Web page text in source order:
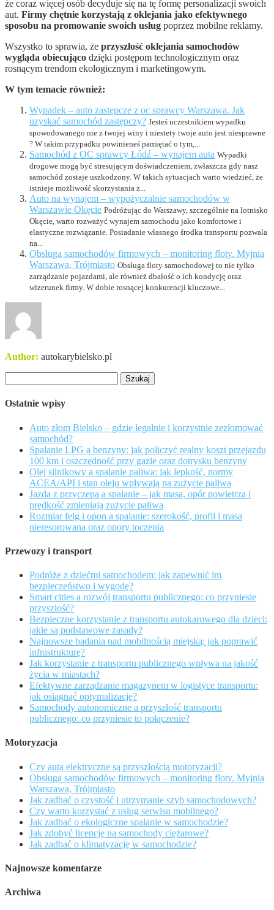
że coraz więcej osób decyduje się na tę formę personalizacji swoich
aut. Firmy chętnie korzystają z oklejania jako efektywnego
sposobu na promowanie swoich usług poprzez mobilne reklamy.
Wszystko to sprawia, że przyszłość oklejania samochodów
wygląda obiecująco dzięki postępom technologicznym oraz
rosnącym trendom ekologicznym i marketingowym.
W tym temacie również:
Wypadek – auto zastępcze z oc sprawcy Warszawa. Jak
uzyskać samochód zastępczy? Jesteś uczestnikiem wypadku
spowodowanego nie z twojej winy i niestety twoje auto jest niesprawne
? W takim przypadku powinieneś pamiętać o tym,...
Samochód z OC sprawcy Łódź – wynajem auta Wypadki
drogowe mogą być stresującym doświadczeniem, zwłaszcza gdy nasz
samochód zostaje uszkodzony. W takich sytuacjach warto wiedzieć, że
istnieje możliwość skorzystania z...
Auto na wynajem – wypożyczalnie samochodów w
Warszawie Okęcie Podróżując do Warszawy, szczególnie na lotnisko
Okęcie, warto rozważyć wynajem samochodu jako komfortowe i
elastyczne rozwiązanie. Posiadanie własnego środka transportu pozwala
na...
Obsługa samochodów firmowych – monitoring floty. Myjnia
Warszawa, Trójmiasto Obsługa floty samochodowej to nie tylko
zarządzanie pojazdami, ale również dbałość o ich kondycję oraz
wizerunek firmy. W dobie rosnącej konkurencji kluczowe...
Author: autokarybielsko.pl
Ostatnie wpisy
Auto złom Bielsko – gdzie legalnie i korzystnie zezłomować
samochód?
Spalanie LPG a benzyny: jak policzyć realny koszt przejazdu
100 km i oszczędność przy gazie oraz dotrysku benzyny
Olej silnikowy a spalanie paliwa: jak lepkość, normy
ACEA/API i stan oleju wpływają na zużycie paliwa
Jazda z przyczepą a spalanie – jak masa, opór powietrza i
prędkość zmieniają zużycie paliwa
Rozmiar felg i opon a spalanie: szerokość, profil i masa
nieresorowana oraz opory toczenia
Przewozy i transport
Podróże z dziećmi samochodem: jak zapewnić im
bezpieczeństwo i wygodę?
Smart cities a rozwój transportu publicznego: co przyniesie
przyszłość?
Bezpieczne korzystanie z transportu autokarowego dla dzieci:
jakie są podstawowe zasady?
Najnowsze badania nad mobilnością miejską: jak poprawić
infrastrukturę?
Jak korzystanie z transportu publicznego wpływa na jakość
życia w miastach?
Efektywne zarządzanie magazynem w logistyce transportu:
jak osiągnąć optymalizację?
Samochody autonomiczne a przyszłość transportu
publicznego: co przyniesie to połączenie?
Motoryzacja
Czy auta elektryczne są przyszłością motoryzacji?
Obsługa samochodów firmowych – monitoring floty. Myjnia
Warszawa, Trójmiasto
Jak zadbać o czystość i utrzymanie szyb samochodowych?
Czy warto korzystać z usług serwisu mobilnego?
Jak zadbać o ekologiczne spalanie w samochodzie?
Jak zdobyć licencję na samochody ciężarowe?
Jak zadbać o klimatyzację w samochodzie?
Najnowsze komentarze
Archiwa